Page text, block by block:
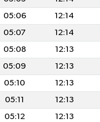
05:06 12:14
05:07 12:14
05:08 12:13
05:09 12:13
05:10 12:13
05:11 12:13
05:12 12:13